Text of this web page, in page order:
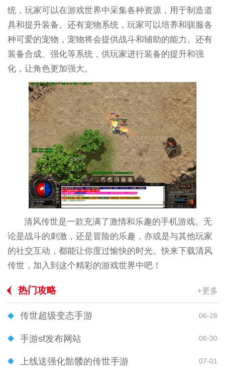
统，玩家可以在游戏世界中采集各种资源，用于制造道
具和提升装备。还有宠物系统，玩家可以培养和驯服各
种可爱的宠物，宠物将会提供战斗和辅助的能力。还有
装备合成、强化等系统，供玩家进行装备的提升和强
化，让角色更加强大。
清风传世是一款充满了激情和乐趣的手机游戏。无
论是战斗的刺激，还是冒险的乐趣，亦或是与其他玩家
的社交互动，都能让你度过愉快的时光。快来下载清风
传世，加入到这个精彩的游戏世界中吧！
热门攻略 +更多
传世超级变态手游 06-28
手游sf发布网站 06-30
上线送强化骷髅的传世手游 07-01